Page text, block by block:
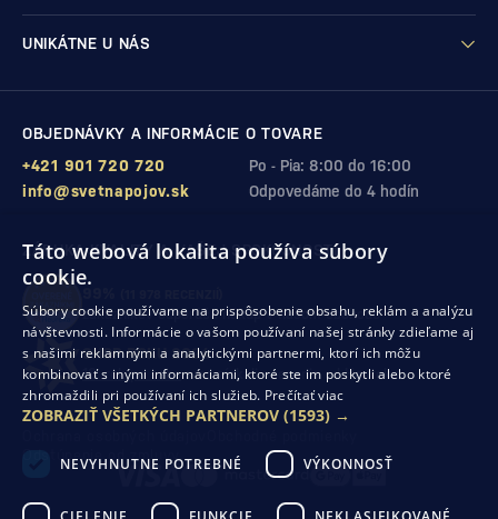
UNIKÁTNE U NÁS
OBJEDNÁVKY A INFORMÁCIE O TOVARE
Po - Pia: 8:00 do 16:00
+421 901 720 720
Odpovedáme do 4 hodín
info@svetnapojov.sk
ZÁRUKA KVALITY A VAŠEJ SPOKOJNOSTI
zákazníkov odporúča nákup v našom obchode
SHOP ROKU 2024
10. rok po sebesme získali ocenenie od Heureka
Odstúpenie od zmluvy
Táto webová lokalita používa súbory
cookie.
Súbory cookie používame na prispôsobenie obsahu, reklám a analýzu
návštevnosti. Informácie o vašom používaní našej stránky zdieľame aj
s našimi reklamnými a analytickými partnermi, ktorí ich môžu
kombinovať s inými informáciami, ktoré ste im poskytli alebo ktoré
zhromaždili pri používaní ich služieb. Prečítať viac
ZOBRAZIŤ VŠETKÝCH PARTNEROV (1593) →
NEVYHNUTNE POTREBNÉ VÝKONNOSŤ